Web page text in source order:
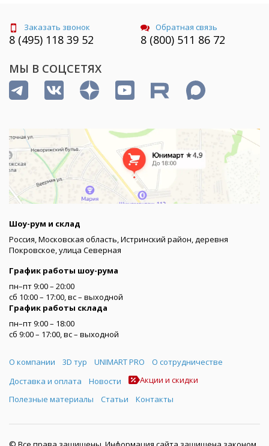
Заказать звонок
8 (495) 118 39 52
Обратная связь
8 (800) 511 86 72
МЫ В СОЦСЕТЯХ
Шоу-рум и склад
Россия, Московская область, Истринский район, деревня
Покровское, улица Северная
График работы шоу-рума
пн–пт 9:00 – 20:00
сб 10:00 – 17:00, вс – выходной
График работы склада
пн–пт 9:00 – 18:00
сб 9:00 – 17:00, вс – выходной
Меню
О компании 3D тур UNIMART PRO
О сотрудничестве
Доставка и оплата
Новости
Акции и скидки
Полезные материалы
Статьи Контакты